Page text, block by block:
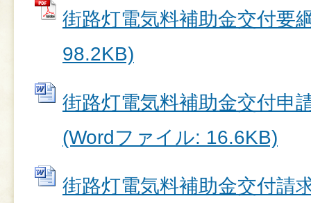
街路灯電気料補助金交付要
98.2KB)
街路灯電気料補助金交付申
(Wordファイル: 16.6KB)
街路灯電気料補助金交付請